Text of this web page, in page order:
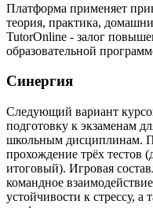
Платформа применяет
теория, практика,
TutorOnline - залог
образовательной
Синергия
Следующий вариант
подготовку к экзаменам
школьным дисциплинам.
прохождение трёх тестов
итоговый). Игровая
командное
устойчивости к стрессу, а